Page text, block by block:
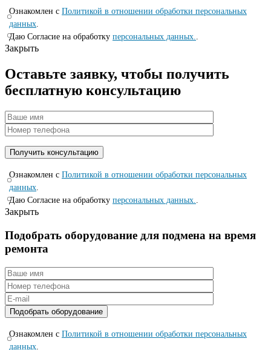
Ознакомлен с Политикой в отношении обработки персональных
данных.
Даю Согласие на обработку персональных данных..
Закрыть
Оставьте заявку, чтобы получить
бесплатную консультацию
Ознакомлен с Политикой в отношении обработки персональных
данных.
Даю Согласие на обработку персональных данных..
Закрыть
Подобрать оборудование для подмена на время
ремонта
Ознакомлен с Политикой в отношении обработки персональных
данных